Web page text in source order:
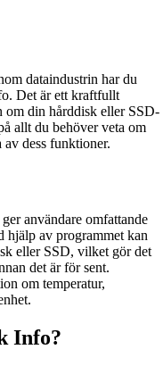
dataindustrin har du
Det är ett kraftfullt
om din hårddisk eller SSD-
allt du behöver veta om
dess funktioner.
användare omfattande
hjälp av programmet kan
eller SSD, vilket gör det
det är för sent.
om temperatur,
Info?